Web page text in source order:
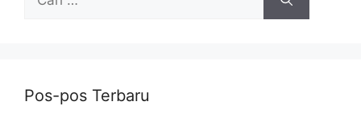
untuk:
Pos-pos Terbaru